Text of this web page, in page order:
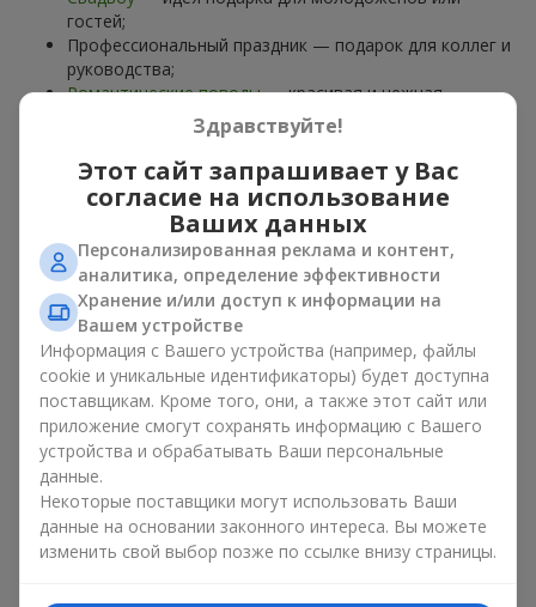
гостей;
Профессиональный праздник — подарок для коллег и
руководства;
Романтические поводы— красивая и нежная
Корпоративные события— подарок деловому
партнёру.
Цветочная корзина — универсальный подарок для любого
возраста. Стильные ручные композиции позволяют
передать любые эмоции: благодарность, восхищение,
поддержку,любовь
Виды цветочных корзин в г.
Ладыжин: классика,
романтика, минимализм
Ассортимент цветочных корзин наflowers.uaвключает
варианты на любой вкус:
Классические композиции— сочетанияроз, лилий,
хризантемв строгих формах;
Здравствуйте!
Этот сайт запрашивает у Вас
согласие на использование
Ваших данных
Персонализированная реклама и контент,
аналитика, определение эффективности
Хранение и/или доступ к информации на
Вашем устройстве
Информация с Вашего устройства (например, файлы
cookie и уникальные идентификаторы) будет доступна
поставщикам. Кроме того, они, а также этот сайт или
приложение смогут сохранять информацию с Вашего
устройства и обрабатывать Ваши персональные
данные.
Некоторые поставщики могут использовать Ваши
данные на основании законного интереса. Вы можете
изменить свой выбор позже по ссылке внизу страницы.